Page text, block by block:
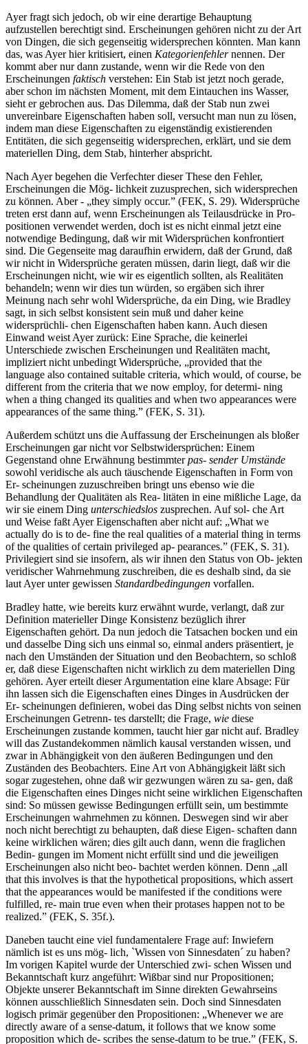
Ayer fragt sich jedoch, ob wir eine derartige Behauptung
aufzustellen berechtigt sind. Erscheinungen gehören nicht zu der Art
von Dingen, die sich gegenseitig widersprechen könnten. Man kann
das, was Ayer hier kritisiert, einen Kategorienfehlernennen. Der
kommt aber nur dann zustande, wenn wir die Rede von den
Erscheinungen faktisch verstehen: Ein Stab ist jetzt noch gerade,
aber schon im nächsten Moment, mit dem Eintauchen ins Wasser,
sieht er gebrochen aus. Das Dilemma, daß der Stab nun zwei
unvereinbare Eigenschaften haben soll, versucht man nun zu lösen,
indem man diese Eigenschaften zu eigenständig existierenden
Entitäten, die sich gegenseitig widersprechen, erklärt, und sie dem
materiellen Ding, dem Stab, hinterher abspricht.
Nach Ayer begehen die Verfechter dieser These den Fehler,
Erscheinungen die Mög- lichkeit zuzusprechen, sich widersprechen
zu können. Aber - „they simply occur.” (FEK, S. 29). Widersprüche
treten erst dann auf, wenn Erscheinungen als Teilausdrücke in Pro-
positionen verwendet werden, doch ist es nicht einmal jetzt eine
notwendige Bedingung, daß wir mit Widersprüchen konfrontiert
sind. Die Gegenseite mag daraufhin erwidern, daß der Grund, daß
wir nicht in Widersprüche geraten müssen, darin liegt, daß wir die
Erscheinungen nicht, wie wir es eigentlich sollten, als Realitäten
behandeln; wenn wir dies tun würden, so ergäben sich ihrer
Meinung nach sehr wohl Widersprüche, da ein Ding, wie Bradley
sagt, in sich selbst konsistent sein muß und daher keine
widersprüchli- chen Eigenschaften haben kann. Auch diesen
Einwand weist Ayer zurück: Eine Sprache, die keinerlei
Unterschiede zwischen Erscheinungen und Realitäten macht,
impliziert nicht unbedingt Widersprüche, „provided that the
language also contained suitable criteria, which would, of course, be
different from the criteria that we now employ, for determi- ning
when a thing changed its qualities and when two appearances were
appearances of the same thing.” (FEK, S. 31).
Außerdem schützt uns die Auffassung der Erscheinungen als bloßer
Erscheinungen gar nicht vor Selbstwidersprüchen: Einem
Gegenstand ohne Erwähnung bestimmterpas- sender Umstände
sowohl veridische als auch täuschende Eigenschaften in Form von
Er- scheinungen zuzuschreiben bringt uns ebenso wie die
Behandlung der Qualitäten als Rea- litäten in eine mißliche Lage, da
wir sie einem Ding unterschiedslos zusprechen. Auf sol- che Art
und Weise faßt Ayer Eigenschaften aber nicht auf: „What we
actually do is to de- fine the real qualities of a material thing in terms
of the qualities of certain privileged ap- pearances.” (FEK, S. 31).
Privilegiert sind sie insofern, als wir ihnen den Status von Ob- jekten
veridischer Wahrnehmung zuschreiben, die es deshalb sind, da sie
laut Ayer unter gewissen Standardbedingungen vorfallen.
Bradley hatte, wie bereits kurz erwähnt wurde, verlangt, daß zur
Definition materieller Dinge Konsistenz bezüglich ihrer
Eigenschaften gehört. Da nun jedoch die Tatsachen bocken und ein
und dasselbe Ding sich uns einmal so, einmal anders präsentiert, je
nach den Umständen der Situation und den Beobachtern, so schloß
er, daß diese Eigenschaften nicht wirklich zu dem materiellen Ding
gehören. Ayer erteilt dieser Argumentation eine klare Absage: Für
ihn lassen sich die Eigenschaften eines Dinges in Ausdrücken der
Er- scheinungen definieren, wobei das Ding selbst nichts von seinen
Erscheinungen Getrenn- tes darstellt; die Frage, wie diese
Erscheinungen zustande kommen, taucht hier gar nicht auf. Bradley
will das Zustandekommen nämlich kausal verstanden wissen, und
zwar in Abhängigkeit von den äußeren Bedingungen und den
Zuständen des Beobachters. Eine Art von Abhängigkeit läßt sich
sogar zugestehen, ohne daß wir gezwungen wären zu sa- gen, daß
die Eigenschaften eines Dinges nicht seine wirklichen Eigenschaften
sind: So müssen gewisse Bedingungen erfüllt sein, um bestimmte
Erscheinungen wahrnehmen zu können. Deswegen sind wir aber
noch nicht berechtigt zu behaupten, daß diese Eigen- schaften dann
keine wirklichen wären; dies gilt auch dann, wenn die fraglichen
Bedin- gungen im Moment nicht erfüllt sind und die jeweiligen
Erscheinungen also nicht beo- bachtet werden können. Denn „all
that this involves is that the hypothetical propositions, which assert
that the appearances would be manifested if the conditions were
fulfilled, re- main true even when their protases happen not to be
realized.” (FEK, S. 35f.).
Daneben taucht eine viel fundamentalere Frage auf: Inwiefern
nämlich ist es uns mög- lich, `Wissen von Sinnesdaten´ zu haben?
Im vorigen Kapitel wurde der Unterschied zwi- schen Wissen und
Bekanntschaft kurz angeführt: Wißbar sind nur Propositionen;
Objekte unserer Bekanntschaft im Sinne direkten Gewahrseins
können ausschließlich Sinnesdaten sein. Doch sind Sinnesdaten
logisch primär gegenüber den Propositionen: „Whenever we are
directly aware of a sense-datum, it follows that we know some
proposition which de- scribes the sense-datum to be true.” (FEK, S.